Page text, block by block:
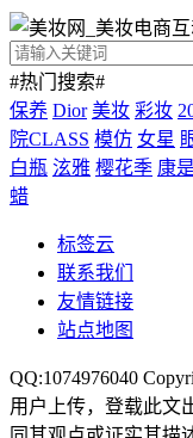
#热门搜索#
保养 Dior 美妆 彩妆
院CLASS 模仿 女星
白瓶 泫雅 樱花季 康
蜡
标签云
联系我们
友情链接
站点地图
QQ:1074976040
用户上传，登载此文